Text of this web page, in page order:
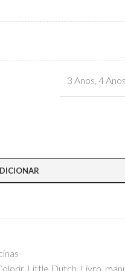
3 Anos 4 Anos
, Little Dutch Livro